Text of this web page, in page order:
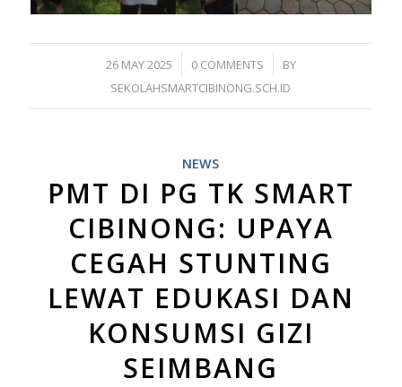
26 MAY 2025
/ 0 COMMENTS
/
BY
SEKOLAHSMARTCIBINONG.SCH.ID
NEWS
PMT DI PG TK SMART
CIBINONG: UPAYA
CEGAH STUNTING
LEWAT EDUKASI DAN
KONSUMSI GIZI
SEIMBANG